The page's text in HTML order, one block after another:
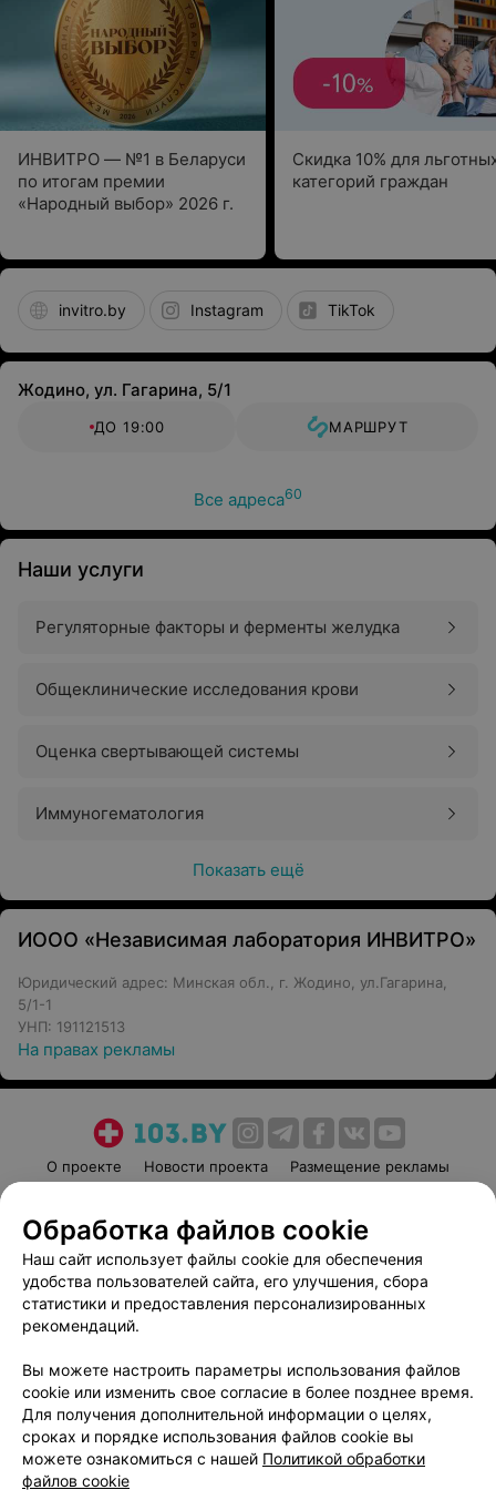
ИНВИТРО — №1 в Беларуси
по итогам премии
«Народный выбор» 2026 г.
Скидка 10% для
категорий граждан
invitro.by Instagram TikTok
Жодино, ул. Гагарина, 5/1
ДО 19:00 МАРШРУТ
Все адреса60
Наши услуги
Регуляторные факторы и ферменты желудка
Общеклинические исследования крови
Оценка свертывающей системы
Иммуногематология
Показать ещё
ИООО «Независимая лаборатория ИНВИТРО»
Юридический адрес: Минская обл., г. Жодино, ул.Гагарина,
5/1-1
УНП: 191121513
На правах рекламы
О проекте Новости проекта
Размещение рекламы
Пользовательское соглашение
Способы оплаты
Вакансии
Партнеры
Написать руководителю 103.by
Обработка персональных данных
Обработка файлов cookie
Наш сайт использует файлы cookie для обеспечения
удобства пользователей сайта, его улучшения, сбора
статистики и предоставления персонализированных
рекомендаций.
Вы можете настроить параметры использования файлов
cookie или изменить свое согласие в более позднее время.
Для получения дополнительной информации о целях,
сроках и порядке использования файлов cookie вы
можете ознакомиться с нашей Политикой обработки
файлов cookie